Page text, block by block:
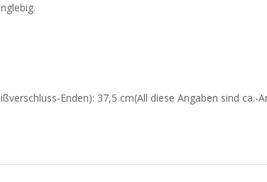
Enden): 37,5 cm(All diese Angaben sind ca.-